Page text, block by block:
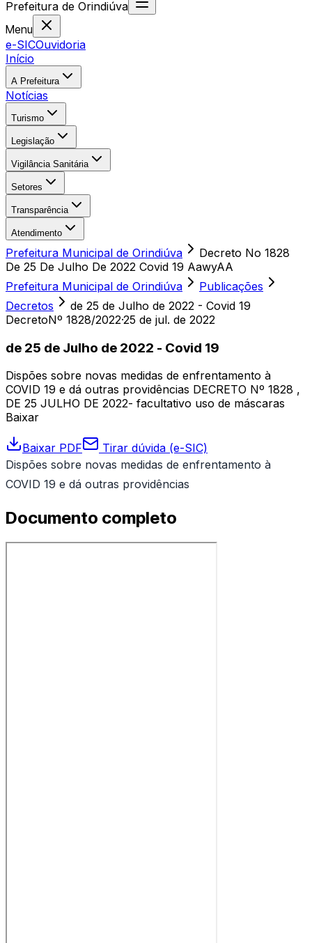
Prefeitura de Orindiúva
Menu
e-SICOuvidoria
Início
A Prefeitura
Notícias
Turismo
Legislação
Vigilância Sanitária
Setores
Transparência
Atendimento
Prefeitura Municipal de Orindiúva
Decreto No 1828
De 25 De Julho De 2022 Covid 19 AawyAA
Prefeitura Municipal de Orindiúva
Publicações
Decretos
de 25 de Julho de 2022 - Covid 19
DecretoNº 1828/2022·25 de jul. de 2022
de 25 de Julho de 2022 - Covid 19
Dispões sobre novas medidas de enfrentamento à
COVID 19 e dá outras providências DECRETO Nº 1828 ,
DE 25 JULHO DE 2022- facultativo uso de máscaras
Baixar
Baixar PDF
Tirar dúvida (e-SIC)
Dispões sobre novas medidas de enfrentamento à
COVID 19 e dá outras providências
Documento completo